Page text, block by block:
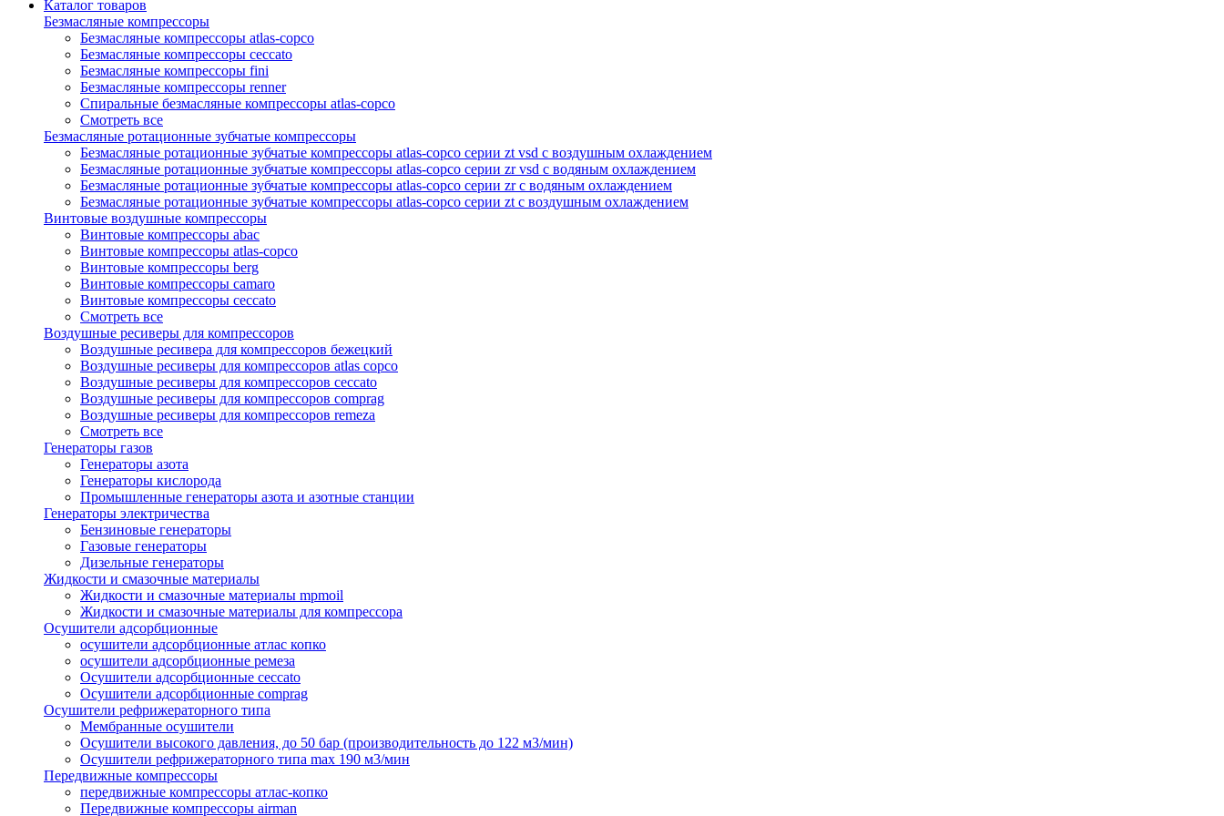
Каталог товаров
Безмасляные компрессоры
Безмасляные компрессоры atlas-copco
Безмасляные компрессоры ceccato
Безмасляные компрессоры fini
Безмасляные компрессоры renner
Спиральные безмасляные компрессоры atlas-copco
Смотреть все
Безмасляные ротационные зубчатые компрессоры
Безмасляные ротационные зубчатые компрессоры atlas-copco серии zt vsd с воздушным охлаждением
Безмасляные ротационные зубчатые компрессоры atlas-copco серии zr vsd с водяным охлаждением
Безмасляные ротационные зубчатые компрессоры atlas-copco серии zr с водяным охлаждением
Безмасляные ротационные зубчатые компрессоры atlas-copco серии zt с воздушным охлаждением
Винтовые воздушные компрессоры
Винтовые компрессоры abac
Винтовые компрессоры atlas-copco
Винтовые компрессоры berg
Винтовые компрессоры camaro
Винтовые компрессоры ceccato
Смотреть все
Воздушные ресиверы для компрессоров
Воздушные ресивера для компрессоров бежецкий
Воздушные ресиверы для компрессоров atlas copco
Воздушные ресиверы для компрессоров ceccato
Воздушные ресиверы для компрессоров comprag
Воздушные ресиверы для компрессоров remeza
Смотреть все
Генераторы газов
Генераторы азота
Генераторы кислорода
Промышленные генераторы азота и азотные станции
Генераторы электричества
Бензиновые генераторы
Газовые генераторы
Дизельные генераторы
Жидкости и смазочные материалы
Жидкости и смазочные материалы mpmoil
Жидкости и смазочные материалы для компрессора
Осушители адсорбционные
осушители адсорбционные атлас копко
осушители адсорбционные ремеза
Осушители адсорбционные ceccato
Осушители адсорбционные comprag
Осушители рефрижераторного типа
Мембранные осушители
Осушители высокого давления, до 50 бар (производительность до 122 м3/мин)
Осушители рефрижераторного типа max 190 м3/мин
Передвижные компрессоры
передвижные компрессоры атлас-копко
Передвижные компрессоры airman